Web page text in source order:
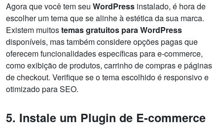
Agora que você tem seu WordPress instalado, é hora de
escolher um tema que se alinhe à estética da sua marca.
Existem muitostemas gratuitos para WordPress
disponíveis, mas também considere opções pagas que
oferecem funcionalidades específicas para e-commerce,
como exibição de produtos, carrinho de compras e páginas
de checkout. Verifique se o tema escolhido é responsivo e
otimizado para SEO.
5. Instale um Plugin de E-commerce